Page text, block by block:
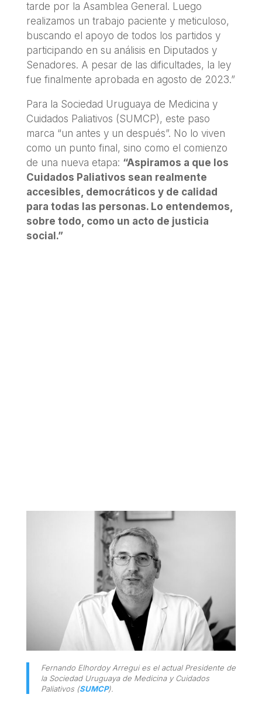
tarde por la Asamblea General. Luego
realizamos un trabajo paciente y meticuloso,
buscando el apoyo de todos los partidos y
participando en su análisis en Diputados y
Senadores. A pesar de las dificultades, la ley
fue finalmente aprobada en agosto de 2023.”
Para la Sociedad Uruguaya de Medicina y
Cuidados Paliativos (SUMCP), este paso
marca “un antes y un después”. No lo viven
como un punto final, sino como el comienzo
de una nueva etapa: “Aspiramos a que los
Cuidados Paliativos sean realmente
accesibles, democráticos y de calidad
para todas las personas. Lo entendemos,
sobre todo, como un acto de justicia
social.”
Fernando Elhordoy Arregui es el actual Presidente de
la Sociedad Uruguaya de Medicina y Cuidados
Paliativos (SUMCP).